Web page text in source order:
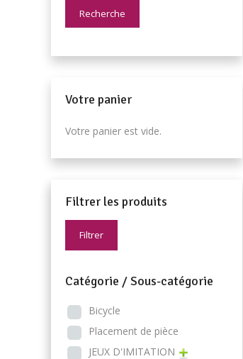
Recherche
Votre panier
Votre panier est vide.
Filtrer les produits
Filtrer
Catégorie / Sous-catégorie
Bicycle
Placement de pièce
JEUX D'IMITATION